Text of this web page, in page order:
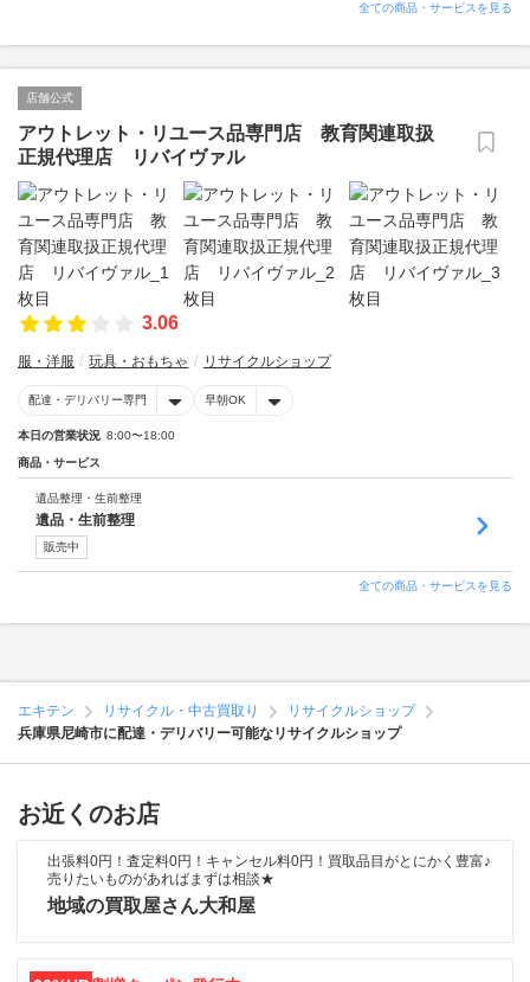
全ての商品・サービスを見る
店舗公式
アウトレット・リユース品専門店 教育関連取扱
正規代理店 リバイヴァル
3.06
服・洋服 玩具・おもちゃ リサイクルショップ
配達・デリバリー専門 早朝OK
本日の営業状況 8:00〜18:00
商品・サービス
遺品整理・生前整理
遺品・生前整理
販売中
全ての商品・サービスを見る
エキテン リサイクル・中古買取り
リサイクルショップ
兵庫県尼崎市に配達・デリバリー可能なリサイクルショップ
お近くのお店
出張料0円！査定料0円！キャンセル料0円！買取品目がとにかく豊富♪
売りたいものがあればまずは相談★
地域の買取屋さん大和屋